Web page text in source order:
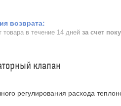
товара в течение 14 дней за счет
клапан
регулирования расхода